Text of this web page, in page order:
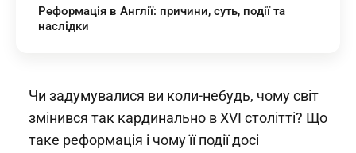
Реформація в Англії: причини, суть, події та
наслідки
Чи задумувалися ви коли-небудь, чому світ
змінився так кардинально в XVI столітті? Що
таке реформація і чому її події досі